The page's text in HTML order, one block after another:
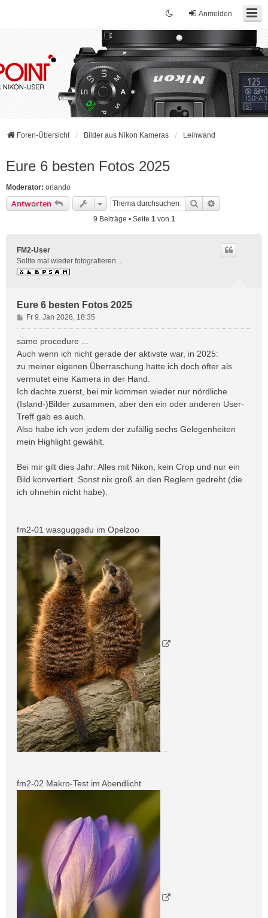
Anmelden
Foren-Übersicht Bilder aus Nikon Kameras Leinwand
Eure 6 besten Fotos 2025
Moderator: orlando
Antworten Suche
9 Beiträge • Seite 1von 1
FM2-User
Sollte mal wieder fotografieren...
Eure 6 besten Fotos 2025
B
e
i
a
g
Fr 9. Jan 2026, 18:35
same procedure ...
Auch wenn ich nicht gerade der aktivste war, in 2025:
zu meiner eigenen Überraschung hatte ich doch öfter als
vermutet eine Kamera in der Hand.
Ich dachte zuerst, bei mir kommen wieder nur nördliche
(Island-)Bilder zusammen, aber den ein oder anderen User-
Treff gab es auch.
Also habe ich von jedem der zufällig sechs Gelegenheiten
mein Highlight gewählt.
Bei mir gilt dies Jahr: Alles mit Nikon, kein Crop und nur ein
Bild konvertiert. Sonst nix groß an den Reglern gedreht (die
ich ohnehin nicht habe).
fm2-01 wasguggsdu im Opelzoo
fm2-02 Makro-Test im Abendlicht